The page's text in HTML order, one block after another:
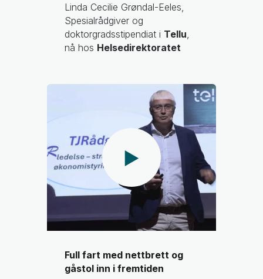
Linda Cecilie Grøndal-Eeles,
Spesialrådgiver og
doktorgradsstipendiat i Tellu
nå hos Helsedirektoratet
Full fart med nettbrett og
gåstol inn i fremtiden